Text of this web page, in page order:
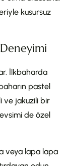
kusursuz
İlkbaharda
pastel
ve jakuzili bir
de özel
veya lapa lapa